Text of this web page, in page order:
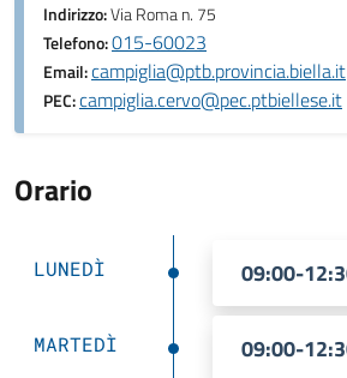
Indirizzo:Via Roma n. 75
Telefono:015-60023
Email:campiglia@ptb.provincia.biella.it
PEC:campiglia.cervo@pec.ptbiellese.it
Orario
LUNEDÌ 09:00-
MARTEDÌ 09:00-